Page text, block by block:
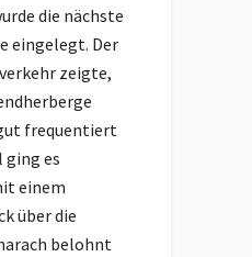
die nächste
eingelegt. Der
zeigte,
frequentiert
ging es
einem
über die
belohnt